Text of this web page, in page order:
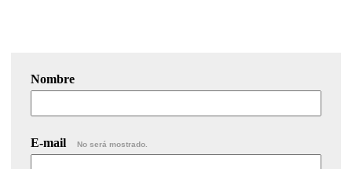
Nombre
E-mail No será mostrado.